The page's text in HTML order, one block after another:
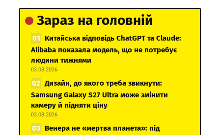
Зараз на головній
Китайська відповідь ChatGPT та Claude:
Alibaba показала модель, що не потребує
людини тижнями
03.08.2026
Дизайн, до якого треба звикнути:
Samsung Galaxy S27 Ultra може змінити
камеру й підняти ціну
03.08.2026
Венера не «мертва планета»: під